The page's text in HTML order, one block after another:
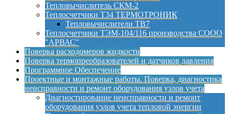
Тепловычислитель СКМ-2
Теплосчетчики Т34 ТЕРМОТРОНИК
Тепловычислители ТВ7
Теплосчетчики ТЭМ-104/116 производства СООО
"АРВАС"
Поверка расходомеров жидкости
Поверка термопреобразователей и датчиков давления
Программное Обеспечение
Проектные и монтажные работы. Поверка, диагностика
неисправности и ремонт оборудования узлов учета
Диагностирование неисправности и ремонт
оборудования узлов учета тепловой энергии